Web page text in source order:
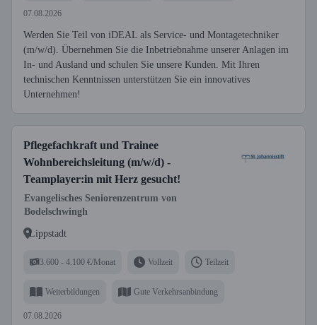
07.08.2026
Werden Sie Teil von iDEAL als Service- und Montagetechniker
(m/w/d). Übernehmen Sie die Inbetriebnahme unserer Anlagen im
In- und Ausland und schulen Sie unsere Kunden. Mit Ihren
technischen Kenntnissen unterstützen Sie ein innovatives
Unternehmen!
Pflegefachkraft und Trainee
Wohnbereichsleitung (m/w/d) -
Teamplayer:in mit Herz gesucht!
Evangelisches Seniorenzentrum von
Bodelschwingh
Lippstadt
3.600 - 4.100 €/Monat Vollzeit Teilzeit
Weiterbildungen Gute Verkehrsanbindung
07.08.2026